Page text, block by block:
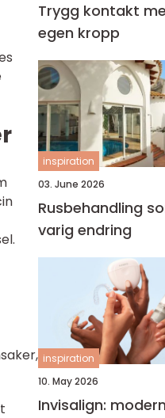
Trygg kontakt
egen kropp
inspiration
03. June 2026
Rusbehandling
varig endring
inspiration
10. May 2026
Invisalign: